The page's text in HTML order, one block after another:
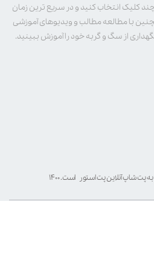
چند کلیک انتخاب کنید و در سریع ترین زمان
با مطالعه مطالب و ویدیوهای آموزشی
از سگ و گربه خود را آموزش ببینید.
شاپ آنلاین پت استور است. ۱۴۰۰